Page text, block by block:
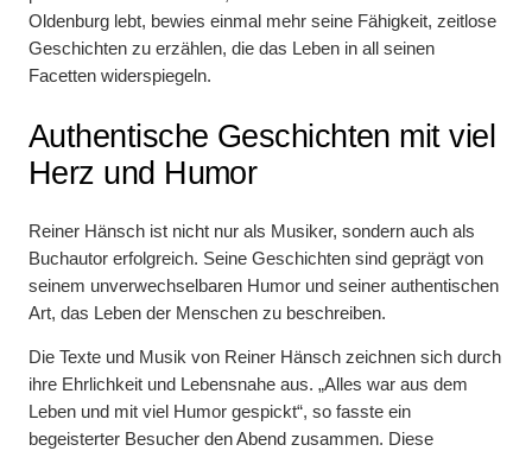
Oldenburg lebt, bewies einmal mehr seine Fähigkeit, zeitlose
Geschichten zu erzählen, die das Leben in all seinen
Facetten widerspiegeln.
Authentische Geschichten mit viel
Herz und Humor
Reiner Hänsch ist nicht nur als Musiker, sondern auch als
Buchautor erfolgreich. Seine Geschichten sind geprägt von
seinem unverwechselbaren Humor und seiner authentischen
Art, das Leben der Menschen zu beschreiben.
Die Texte und Musik von Reiner Hänsch zeichnen sich durch
ihre Ehrlichkeit und Lebensnahe aus. „Alles war aus dem
Leben und mit viel Humor gespickt“, so fasste ein
begeisterter Besucher den Abend zusammen. Diese